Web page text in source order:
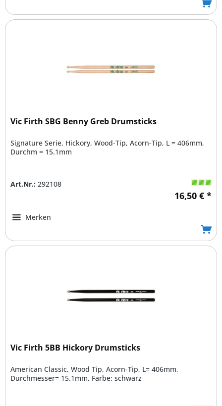
Vic Firth SBG Benny Greb Drumsticks
Signature Serie, Hickory, Wood-Tip, Acorn-Tip, L = 406mm,
Durchm = 15.1mm
Art.Nr.: 292108
16,50 € *
Merken
Vic Firth 5BB Hickory Drumsticks
American Classic, Wood Tip, Acorn-Tip, L= 406mm,
Durchmesser= 15.1mm, Farbe: schwarz